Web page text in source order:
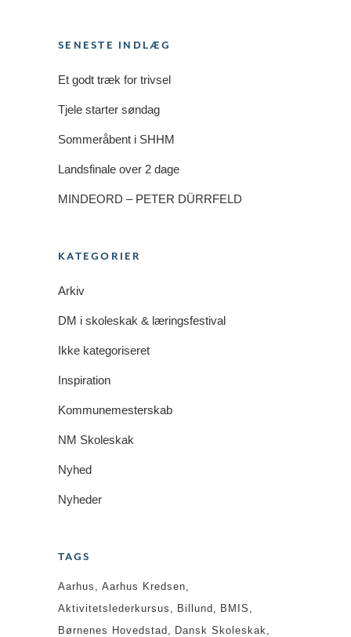
SENESTE INDLÆG
Et godt træk for trivsel
Tjele starter søndag
Sommeråbent i SHHM
Landsfinale over 2 dage
MINDEORD – PETER DÜRRFELD
KATEGORIER
Arkiv
DM i skoleskak & læringsfestival
Ikke kategoriseret
Inspiration
Kommunemesterskab
NM Skoleskak
Nyhed
Nyheder
TAGS
Aarhus
Aarhus Kredsen
Aktivitetslederkursus
Billund
BMIS
Børnenes Hovedstad
Dansk Skoleskak